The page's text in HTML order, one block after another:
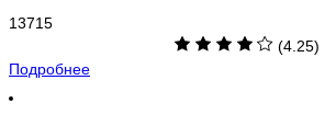
13715
(4.25)
Подробнее